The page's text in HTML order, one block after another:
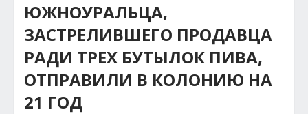
ЮЖНОУРАЛЬЦА,
ЗАСТРЕЛИВШЕГО ПРОДАВЦА
РАДИ ТРЕХ БУТЫЛОК ПИВА,
ОТПРАВИЛИ В КОЛОНИЮ НА
21 ГОД